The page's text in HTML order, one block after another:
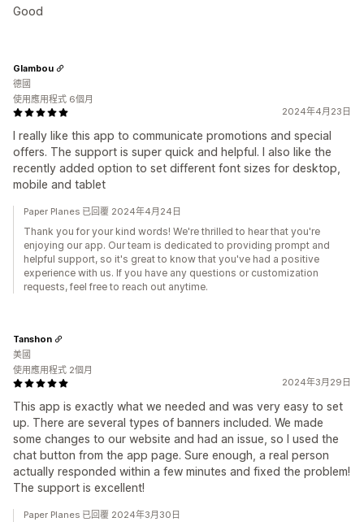
Good
2024年4月23日
I really like this app to communicate promotions and special
offers. The support is super quick and helpful. I also like the
recently added option to set different font sizes for desktop,
mobile and tablet
Glambou
德國
使用應用程式 6個月
Paper Planes 已回覆 2024年4月24日
Thank you for your kind words! We're thrilled to hear that you're
enjoying our app. Our team is dedicated to providing prompt and
helpful support, so it's great to know that you've had a positive
experience with us. If you have any questions or customization
requests, feel free to reach out anytime.
2024年3月29日
This app is exactly what we needed and was very easy to set
up. There are several types of banners included. We made
some changes to our website and had an issue, so I used the
chat button from the app page. Sure enough, a real person
actually responded within a few minutes and fixed the problem!
The support is excellent!
Tanshon
美國
使用應用程式 2個月
Paper Planes 已回覆 2024年3月30日